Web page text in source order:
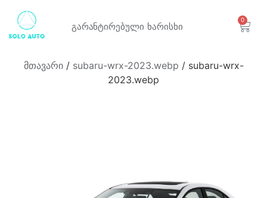
გარანტირებული ხარისხი
0
მთავარი/ subaru-wrx-2023.webp / subaru-wrx-
2023.webp